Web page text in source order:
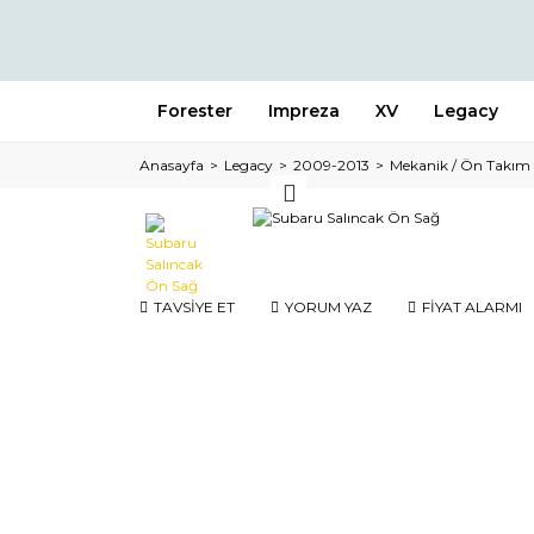
Forester Impreza XV Legacy
Anasayfa Legacy 2009-2013 Mekanik / Ön Takım
TAVSİYE ET YORUM YAZ FİYAT ALARMI